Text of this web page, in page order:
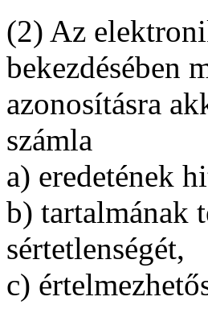
(2) Az
bekezdésében
azonosításra
számla
a) eredetének
b) tartalmának
sértetlenségét,
c)